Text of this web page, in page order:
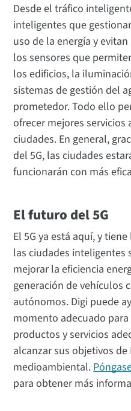
Desde el tráfico
inteligentes que
uso de la energía y
los sensores que
los edificios, la
sistemas de gestión del
prometedor. Todo ello
ofrecer mejores servicios
ciudades. En general,
del 5G, las ciudades
funcionarán con más
El futuro del 5G
El 5G ya está aquí, y
las ciudades inteligentes
mejorar la eficiencia
generación de vehículos
autónomos. Digi puede
momento adecuado
productos y servicios
alcanzar sus objetivos de
medioambiental.
para obtener más